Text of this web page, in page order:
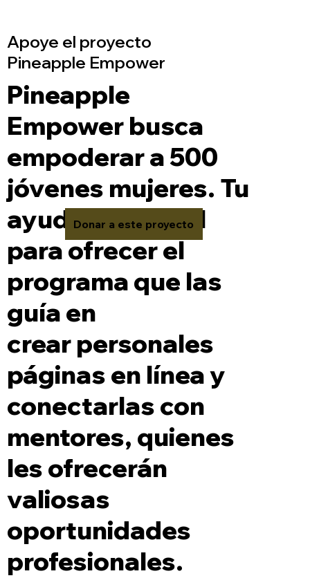
Apoye el proyecto
Pineapple Empower
Pineapple
Empower busca
empoderar a 500
jóvenes mujeres. Tu
ayuda es crucial
para ofrecer el
programa que las
guía en
crear personales
páginas en línea y
conectarlas con
mentores, quienes
les ofrecerán
valiosas
oportunidades
profesionales.
Donar a este proyecto